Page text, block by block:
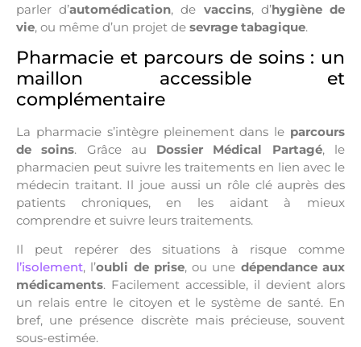
parler d’automédication, de vaccins, d’hygiène de
vie, ou même d’un projet de sevrage tabagique.
Pharmacie et parcours de soins : un
maillon accessible et
complémentaire
La pharmacie s’intègre pleinement dans le parcours
de soins. Grâce au Dossier Médical Partagé, le
pharmacien peut suivre les traitements en lien avec le
médecin traitant. Il joue aussi un rôle clé auprès des
patients chroniques, en les aidant à mieux
comprendre et suivre leurs traitements.
Il peut repérer des situations à risque comme
l’isolement, l’oubli de prise, ou une dépendance aux
médicaments. Facilement accessible, il devient alors
un relais entre le citoyen et le système de santé. En
bref, une présence discrète mais précieuse, souvent
sous-estimée.